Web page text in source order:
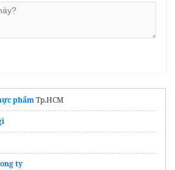
phẩmTp.HCM
ty